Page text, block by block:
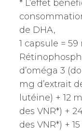
* L’effet
de DHA,
1 capsule =
d’oméga 3
mg d’extrait
lutéine) + 12
des VNR*) +
des VNR*) +